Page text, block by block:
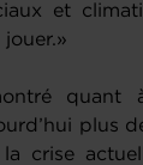
et
quant
plus
crise